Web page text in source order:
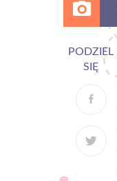
PODZIEL
SIĘ